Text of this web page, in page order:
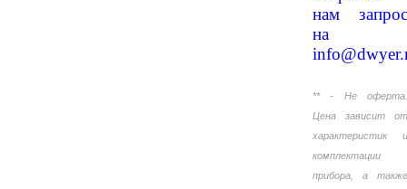
нам запрос
на
** - Не оферта.
Цена зависит от
характеристик и
комплектации
прибора, а также